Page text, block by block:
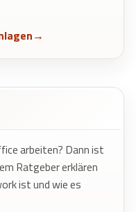
arbeiten? Dann ist
Ratgeber erklären
ist und wie es